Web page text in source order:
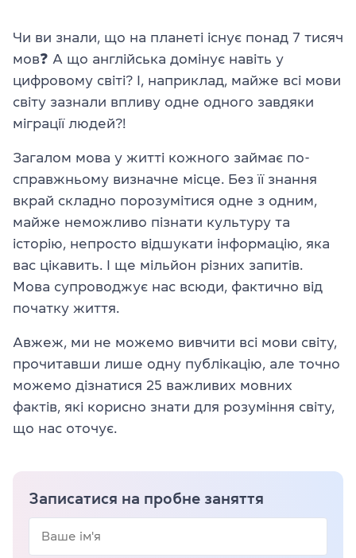
Чи ви знали, що на планеті існує понад 7 тисяч
мов❓ А що англійська домінує навіть у
цифровому світі? І, наприклад, майже всі мови
світу зазнали впливу одне одного завдяки
міграції людей?!
Загалом мова у житті кожного займає по-
справжньому визначне місце. Без її знання
вкрай складно порозумітися одне з одним,
майже неможливо пізнати культуру та
історію, непросто відшукати інформацію, яка
вас цікавить. І ще мільйон різних запитів.
Мова супроводжує нас всюди, фактично від
початку життя.
Авжеж, ми не можемо вивчити всі мови світу,
прочитавши лише одну публікацію, але точно
можемо дізнатися 25 важливих мовних
фактів, які корисно знати для розуміння світу,
що нас оточує.
Записатися на пробне заняття